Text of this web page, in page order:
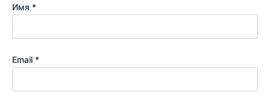
Имя *
Email *